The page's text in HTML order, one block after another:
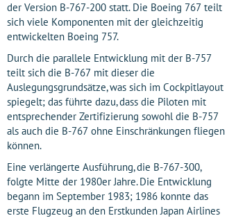
der Version B-767-200 statt. Die Boeing 767 teilt
sich viele Komponenten mit der gleichzeitig
entwickelten Boeing 757.
Durch die parallele Entwicklung mit der B-757
teilt sich die B-767 mit dieser die
Auslegungsgrundsätze, was sich im Cockpitlayout
spiegelt; das führte dazu, dass die Piloten mit
entsprechender Zertifizierung sowohl die B-757
als auch die B-767 ohne Einschränkungen fliegen
können.
Eine verlängerte Ausführung, die B-767-300,
folgte Mitte der 1980er Jahre. Die Entwicklung
begann im September 1983; 1986 konnte das
erste Flugzeug an den Erstkunden Japan Airlines